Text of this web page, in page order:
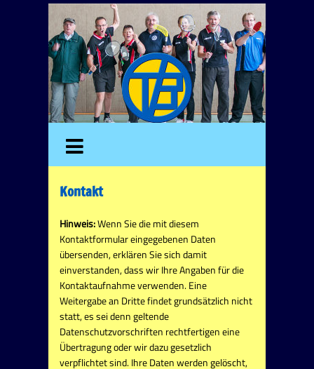
Kontakt
Hinweis:Wenn Sie die mit diesem
Kontaktformular eingegebenen Daten
übersenden, erklären Sie sich damit
einverstanden, dass wir Ihre Angaben für die
Kontaktaufnahme verwenden. Eine
Weitergabe an Dritte findet grundsätzlich nicht
statt, es sei denn geltende
Datenschutzvorschriften rechtfertigen eine
Übertragung oder wir dazu gesetzlich
verpflichtet sind. Ihre Daten werden gelöscht,